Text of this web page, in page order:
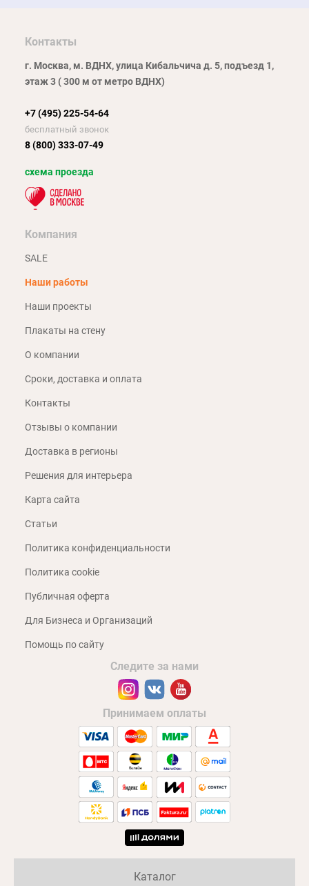
Контакты
г. Москва, м. ВДНХ, улица Кибальчича д. 5, подъезд 1,
этаж 3 ( 300 м от метро ВДНХ)
+7 (495) 225-54-64
бесплатный звонок
8 (800) 333-07-49
схема проезда
Компания
SALE
Наши работы
Наши проекты
Плакаты на стену
О компании
Сроки, доставка и оплата
Контакты
Отзывы о компании
Доставка в регионы
Решения для интерьера
Карта сайта
Статьи
Политика конфиденциальности
Политика cookie
Публичная оферта
Для Бизнеса и Организаций
Помощь по сайту
Следите за нами
Принимаем оплаты
Каталог